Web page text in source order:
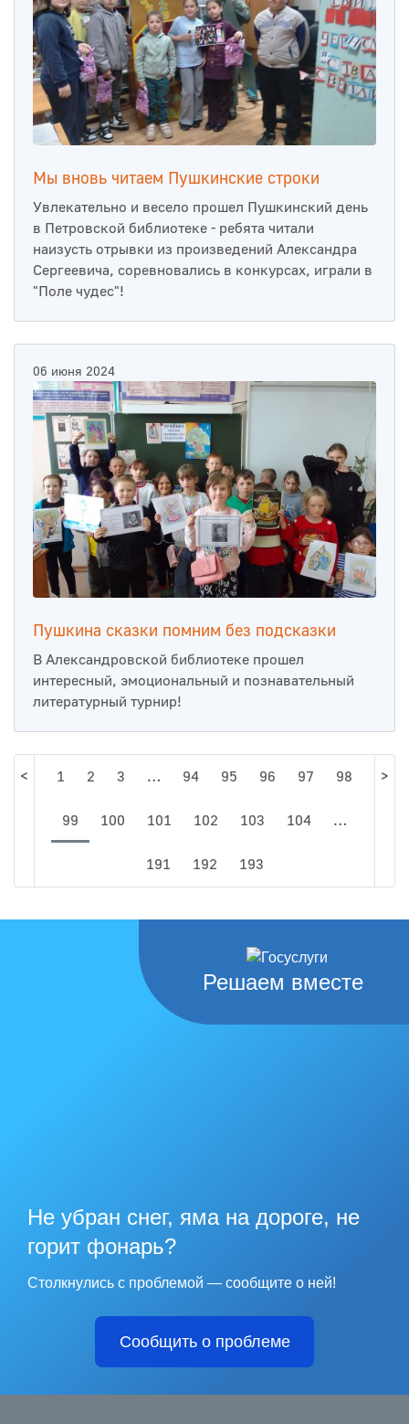
Мы вновь читаем Пушкинские строки
Увлекательно и весело прошел Пушкинский день
в Петровской библиотеке - ребята читали
наизусть отрывки из произведений Александра
Сергеевича, соревновались в конкурсах, играли в
"Поле чудес"!
06 июня 2024
Пушкина сказки помним без подсказки
В Александровской библиотеке прошел
интересный, эмоциональный и познавательный
литературный турнир!
< 1 2 3 … 94 95 96 97 98
99 100 101 102 103 104 …
191 192 193
>
Решаем вместе
Не убран снег, яма на дороге, не
горит фонарь?
Столкнулись с проблемой — сообщите о ней!
Сообщить о проблеме